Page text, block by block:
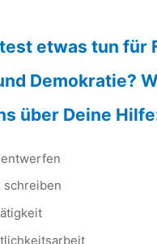
etwas tun für
Demokratie?
über Deine
schreiben